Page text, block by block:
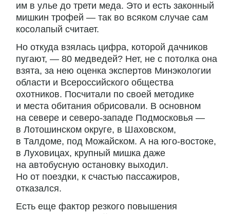
им в улье до трети меда. Это и есть законный
мишкин трофей — так во всяком случае сам
косолапый считает.
Но откуда взялась цифра, которой дачников
пугают, — 80 медведей? Нет, не с потолка она
взята, за нею оценка экспертов Минэкологии
области и Всероссийского общества
охотников. Посчитали по своей методике
и места обитания обрисовали. В основном
на севере и северо-западе Подмосковья —
в Лотошинском округе, в Шаховском,
в Талдоме, под Можайском. А на юго-востоке,
в Луховицах, крупный мишка даже
на автобусную остановку выходил.
Но от поездки, к счастью пассажиров,
отказался.
Есть еще фактор резкого повышения